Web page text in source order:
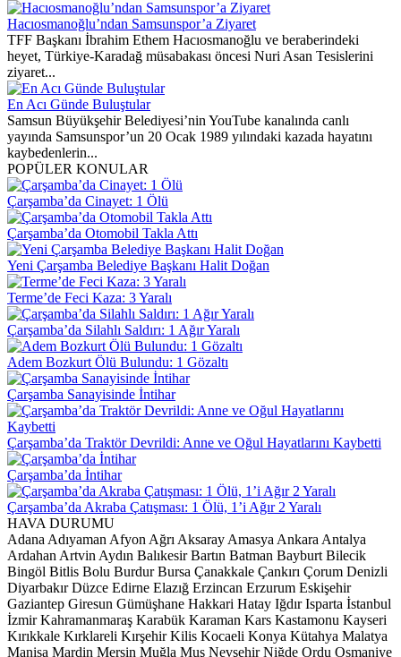
Hacıosmanoğlu’ndan Samsunspor’a Ziyaret
TFF Başkanı İbrahim Ethem Hacıosmanoğlu ve beraberindeki
heyet, Türkiye-Karadağ müsabakası öncesi Nuri Asan Tesislerini
ziyaret...
En Acı Günde Buluştular
Samsun Büyükşehir Belediyesi’nin YouTube kanalında canlı
yayında Samsunspor’un 20 Ocak 1989 yılındaki kazada hayatını
kaybedenlerin...
POPÜLER KONULAR
Çarşamba’da Cinayet: 1 Ölü
Çarşamba’da Otomobil Takla Attı
Yeni Çarşamba Belediye Başkanı Halit Doğan
Terme’de Feci Kaza: 3 Yaralı
Çarşamba’da Silahlı Saldırı: 1 Ağır Yaralı
Adem Bozkurt Ölü Bulundu: 1 Gözaltı
Çarşamba Sanayisinde İntihar
Çarşamba’da Traktör Devrildi: Anne ve Oğul Hayatlarını Kaybetti
Çarşamba’da İntihar
Çarşamba’da Akraba Çatışması: 1 Ölü, 1’i Ağır 2 Yaralı
HAVA DURUMU
Adana Adıyaman Afyon Ağrı Aksaray Amasya Ankara Antalya
Ardahan Artvin Aydın Balıkesir Bartın Batman Bayburt Bilecik
Bingöl Bitlis Bolu Burdur Bursa Çanakkale Çankırı Çorum Denizli
Diyarbakır Düzce Edirne Elazığ Erzincan Erzurum Eskişehir
Gaziantep Giresun Gümüşhane Hakkari Hatay Iğdır Isparta İstanbul
İzmir Kahramanmaraş Karabük Karaman Kars Kastamonu Kayseri
Kırıkkale Kırklareli Kırşehir Kilis Kocaeli Konya Kütahya Malatya
Manisa Mardin Mersin Muğla Muş Nevşehir Niğde Ordu Osmaniye